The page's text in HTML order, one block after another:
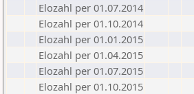
Elozahl per 01.07.2014
Elozahl per 01.10.2014
Elozahl per 01.01.2015
Elozahl per 01.04.2015
Elozahl per 01.07.2015
Elozahl per 01.10.2015